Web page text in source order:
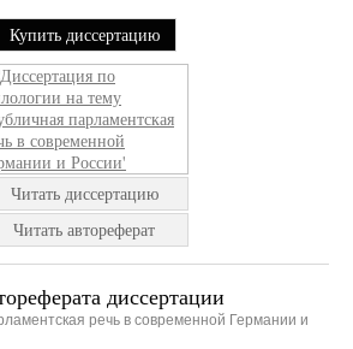
Купить диссертацию
Читать диссертацию
Читать автореферат
диссертации
речь в современной Германии и